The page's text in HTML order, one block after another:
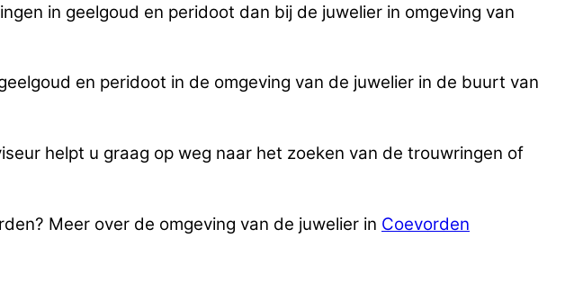
in geelgoud en peridoot dan bij de juwelier in omgeving van
en peridoot in de omgeving van de juwelier in de buurt van
helpt u graag op weg naar het zoeken van de trouwringen of
Meer over de omgeving van de juwelier in Coevorden